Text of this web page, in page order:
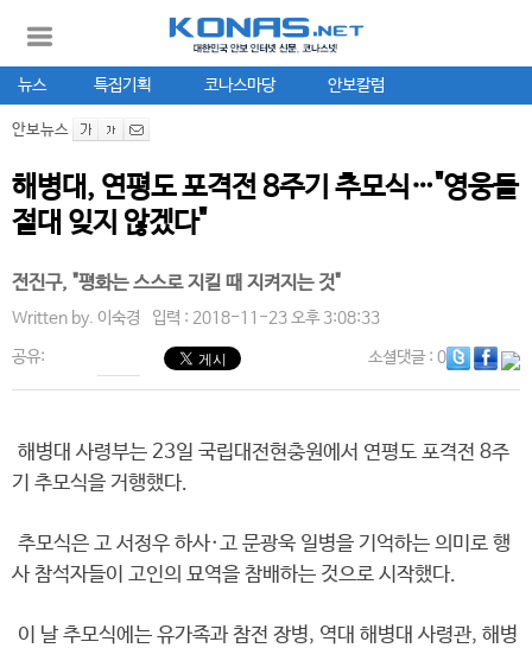
뉴스 특집기획 코나스마당 안보칼럼
안보뉴스
해병대, 연평도 포격전 8주기 추모식…"영웅들
절대 잊지 않겠다"
전진구, "평화는 스스로 지킬 때 지켜지는 것"
Written by. 이숙경 입력 : 2018-11-23 오후 3:08:33
공유: 소셜댓글: 0
해병대 사령부는 23일 국립대전현충원에서 연평도 포격전 8주
기 추모식을 거행했다.
추모식은 고 서정우 하사·고 문광욱 일병을 기억하는 의미로 행
사 참석자들이 고인의 묘역을 참배하는 것으로 시작했다.
이 날 추모식에는 유가족과 참전 장병, 역대 해병대 사령관, 해병